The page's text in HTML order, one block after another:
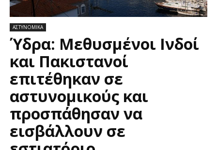
ΑΣΤΥΝΟΜΙΚΑ
Ύδρα: Μεθυσμένοι Ινδοί
και Πακιστανοί
επιτέθηκαν σε
αστυνομικούς και
προσπάθησαν να
εισβάλλουν σε